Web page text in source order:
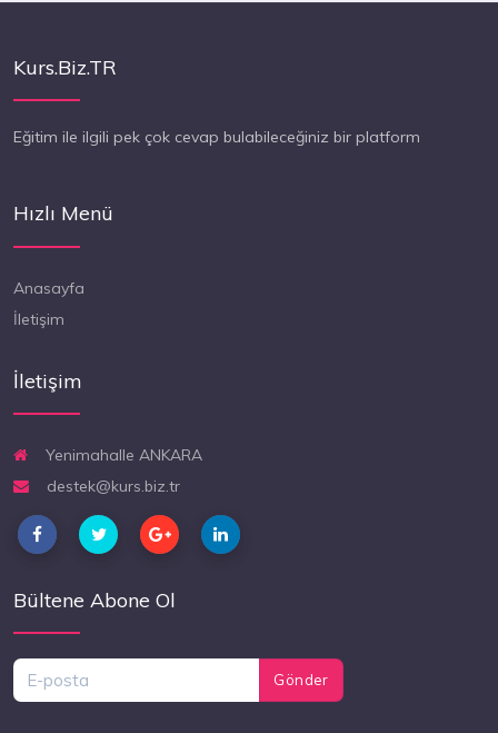
Kurs.Biz.TR
Eğitim ile ilgili pek çok cevap bulabileceğiniz bir platform
Hızlı Menü
Anasayfa
İletişim
İletişim
Yenimahalle ANKARA
destek@kurs.biz.tr
Bültene Abone Ol
Gönder